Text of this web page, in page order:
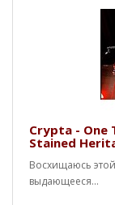
Crypta - One
Stained
Восхищаюсь
выдающееся...